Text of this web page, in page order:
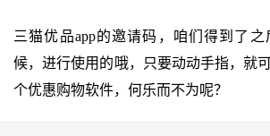
三猫优品app的邀请码，咱们得到了
候，进行使用的哦，只要动动手指，就
个优惠购物软件，何乐而不为呢？